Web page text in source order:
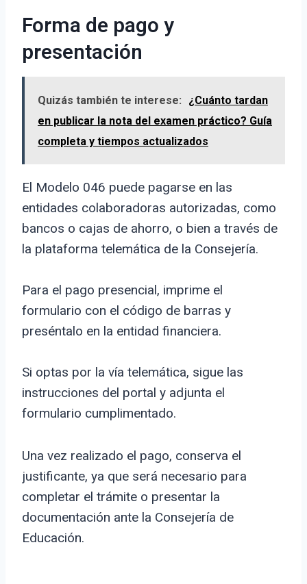
Forma de pago y
presentación
Quizás también te interese:
¿Cuánto tardan
en publicar la nota del examen práctico? Guía
completa y tiempos actualizados
El Modelo 046 puede pagarse en las
entidades colaboradoras autorizadas, como
bancos o cajas de ahorro, o bien a través de
la plataforma telemática de la Consejería.
Para el pago presencial, imprime el
formulario con el código de barras y
preséntalo en la entidad financiera.
Si optas por la vía telemática, sigue las
instrucciones del portal y adjunta el
formulario cumplimentado.
Una vez realizado el pago, conserva el
justificante, ya que será necesario para
completar el trámite o presentar la
documentación ante la Consejería de
Educación.